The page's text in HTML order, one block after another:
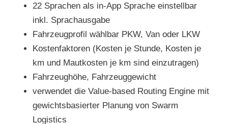
22 Sprachen als in-App Sprache einstellbar
inkl. Sprachausgabe
Fahrzeugprofil wählbar PKW, Van oder LKW
Kostenfaktoren (Kosten je Stunde, Kosten je
km und Mautkosten je km sind einzutragen)
Fahrzeughöhe, Fahrzeuggewicht
verwendet die Value-based Routing Engine mit
gewichtsbasierter Planung von Swarm
Logistics